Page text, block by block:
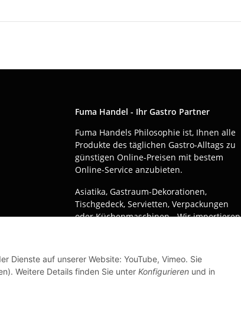
Dienste auf unserer Website: YouTube, Vimeo. Sie
Weitere Details finden Sie unter Konfigurieren und in
Fuma Handel - Ihr Gastro Partner
Fuma Handels Philosophie ist, Ihnen alle
Produkte des täglichen Gastro-Alltags zu
günstigen Online-Preisen mit bestem
Online-Service anzubieten.
Asiatika, Gastraum-Dekorationen,
Tischgedeck, Servietten, Verpackungen
oder Küchenmaschinen - Wir importieren
Seit über 20 Jahren sind wir für Sie im
Einsatz!